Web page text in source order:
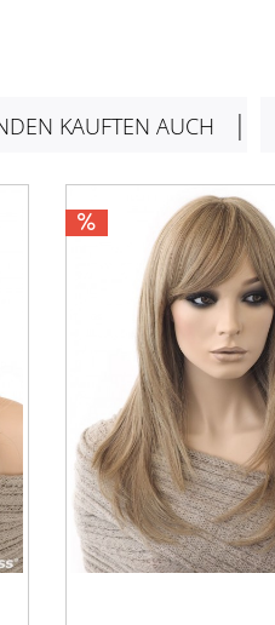
KAUFTEN AUCH